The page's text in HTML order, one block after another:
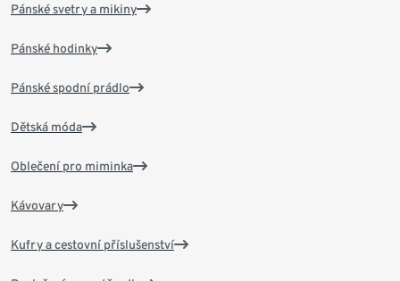
Pánské svetry a mikiny
Pánské hodinky
Pánské spodní prádlo
Dětská móda
Oblečení pro miminka
Kávovary
Kufry a cestovní příslušenství